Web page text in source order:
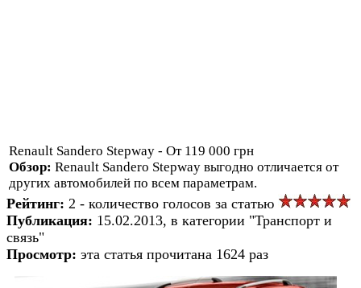
Renault Sandero Stepway - От 119 000 грн
Обзор: Renault Sandero Stepway выгодно отличается от
других автомобилей по всем параметрам.
Рейтинг: 2 - количество голосов за статью
Публикация: 15.02.2013, в категории "Транспорт и
связь"
Просмотр: эта статья прочитана 1624 раз